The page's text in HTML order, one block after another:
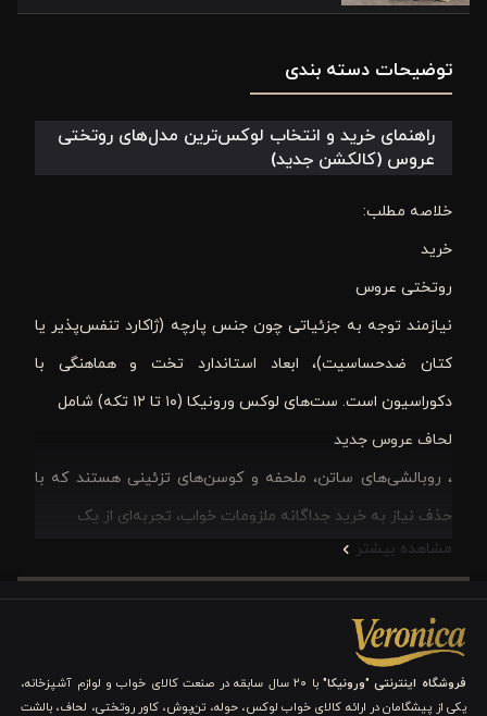
توضیحات دسته بندی
راهنمای خرید و انتخاب لوکس‌ترین مدل‌های روتختی
عروس (کالکشن جدید)
خلاصه مطلب:
خرید
روتختی عروس
نیازمند توجه به جزئیاتی چون جنس پارچه (ژاکارد تنفس‌پذیر یا
کتان ضدحساسیت)، ابعاد استاندارد تخت و هماهنگی با
دکوراسیون است. ست‌های لوکس ورونیکا (۱۰ تا ۱۲ تکه) شامل
لحاف عروس جدید
، روبالشی‌های ساتن، ملحفه و کوسن‌های تزئینی هستند که با
حذف نیاز به خرید جداگانه ملزومات خواب، تجربه‌ای از یک
سرویس رختخواب عروس
انتخابروتختی عروس
جهیزیه است. با افزایش تنوع طرح‌ها و جنس‌ها، عروس‌خانم‌ها
می‌توانند از میان مدل‌های متنوع، بهترین را برای خود برگزینند.
مشاهده بیشتر
فروشگاه اینترنتی "ورونیکا"
با ۲۰ سال سابقه در صنعت کالای خواب و لوازم آشپزخانه،
یکی از پیشگامان در ارائه کالای خواب لوکس، حوله، تن‌پوش، کاور روتختی، لحاف، بالشت